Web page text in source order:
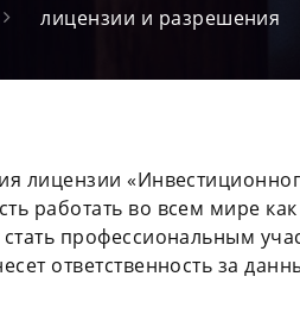
лицензии и разрешения
лицензии
работать во всем мире
стать профессиональным
ответственность за